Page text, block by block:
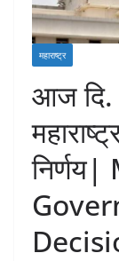
महाराष्ट्र
आज